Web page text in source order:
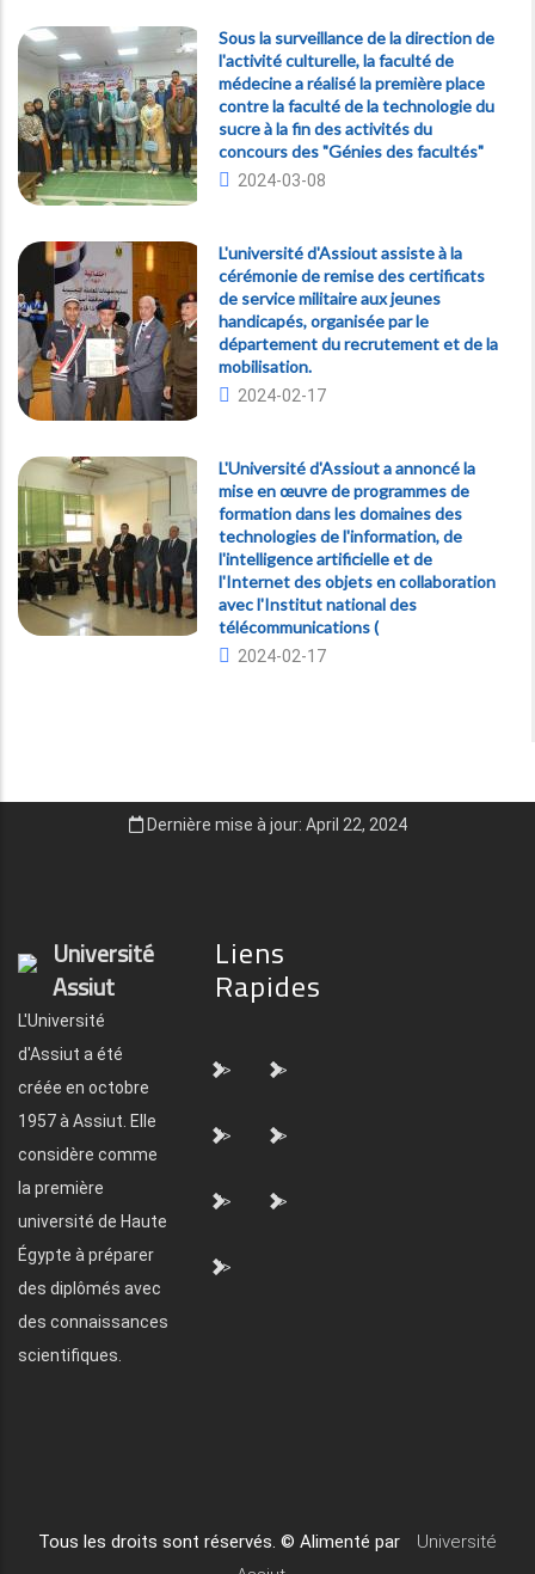
Sous la surveillance de la direction de
l'activité culturelle, la faculté de
médecine a réalisé la première place
contre la faculté de la technologie du
sucre à la fin des activités du
concours des "Génies des facultés"
2024-03-08
L'université d'Assiout assiste à la
cérémonie de remise des certificats
de service militaire aux jeunes
handicapés, organisée par le
département du recrutement et de la
mobilisation.
2024-02-17
L'Université d'Assiout a annoncé la
mise en œuvre de programmes de
formation dans les domaines des
technologies de l'information, de
l'intelligence artificielle et de
l'Internet des objets en collaboration
avec l'Institut national des
télécommunications (
2024-02-17
Dernière mise à jour: April 22, 2024
Université
Assiut
L'Université
d'Assiut a été
créée en octobre
1957 à Assiut. Elle
considère comme
la première
université de Haute
Égypte à préparer
des diplômés avec
des connaissances
scientifiques.
Liens
Rapides
"> ">
"> ">
"> ">
">
Tous les droits sont réservés. © Alimenté par
Université